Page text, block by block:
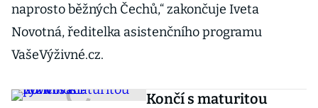
naprosto běžných Čechů,“ zakončuje Iveta
Novotná, ředitelka asistenčního programu
VašeVýživné.cz.
Končí s maturitou